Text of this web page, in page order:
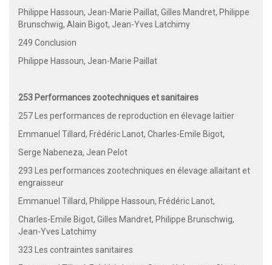
Philippe Hassoun, Jean-Marie Paillat, Gilles Mandret, Philippe
Brunschwig, Alain Bigot, Jean-Yves Latchimy
249 Conclusion
Philippe Hassoun, Jean-Marie Paillat
253 Performances zootechniques et sanitaires
257 Les performances de reproduction en élevage laitier
Emmanuel Tillard, Frédéric Lanot, Charles-Emile Bigot,
Serge Nabeneza, Jean Pelot
293 Les performances zootechniques en élevage allaitant et
engraisseur
Emmanuel Tillard, Philippe Hassoun, Frédéric Lanot,
Charles-Emile Bigot, Gilles Mandret, Philippe Brunschwig,
Jean-Yves Latchimy
323 Les contraintes sanitaires